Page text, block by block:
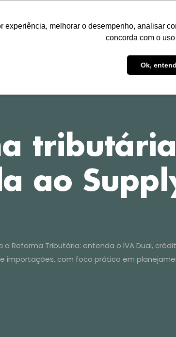
experiência, melhorar o desempenho, analisar
concorda com o
Ok,
ao Supply
a Reforma Tributária: entenda o IVA Dual,
importações, com foco prático em